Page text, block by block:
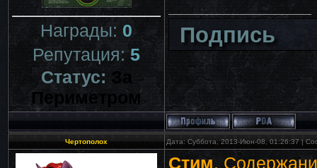
Награды:0
Репутация:5
Статус:За
Периметром
Подпись
Чертополох Дата: Суббота, 2013-Июн-08, 01:26:37 |
Стим,